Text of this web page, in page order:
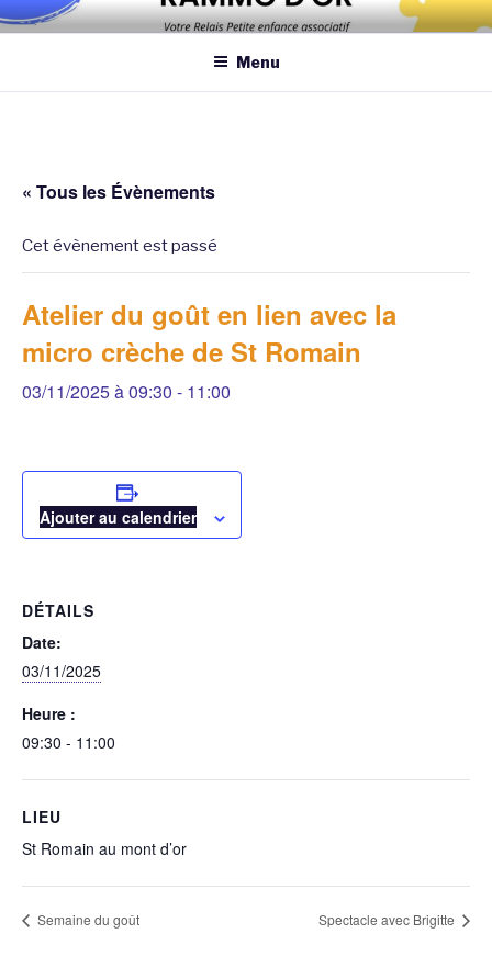
Aller
au
principal
Association qui a pour objectif d’améliorer les conditions et la
assistantes maternelles et/ou au domicile des parents
Menu
« Tous les Évènements
Cet évènement est passé
Atelier du goût en lien avec la
micro crèche de St Romain
03/11/2025 à 09:30 - 11:00
Ajouter au calendrier
DÉTAILS
Date:
03/11/2025
Heure :
09:30 - 11:00
LIEU
St Romain au mont d’or
Semaine du goût Spectacle avec Brigitte